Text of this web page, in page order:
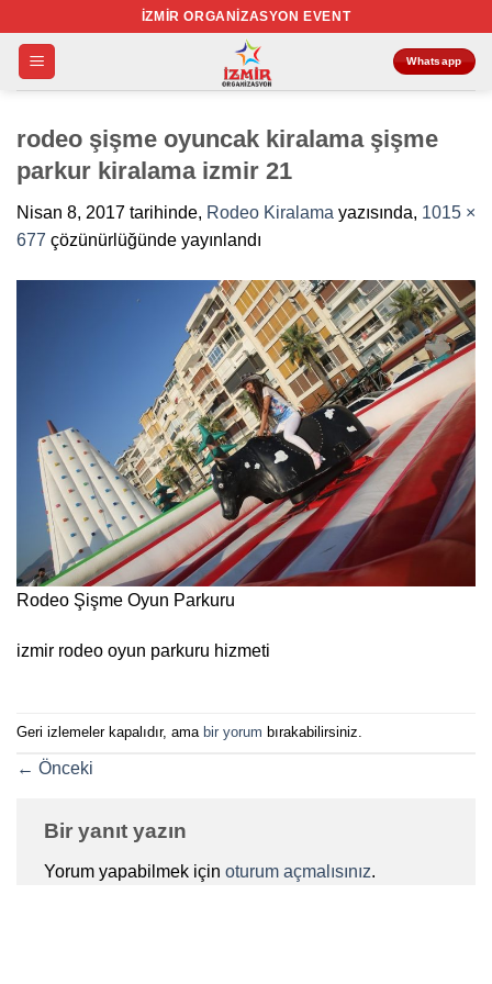
atla
İZMIR ORGANIZASYON EVENT
Whatsapp
rodeo şişme oyuncak kiralama şişme
parkur kiralama izmir 21
Nisan 8, 2017 tarihinde, Rodeo Kiralama yazısında, 1015 ×
677 çözünürlüğünde yayınlandı
Rodeo Şişme Oyun Parkuru
izmir rodeo oyun parkuru hizmeti
Geri izlemeler kapalıdır, ama bir yorum bırakabilirsiniz.
← Önceki
Bir yanıt yazın
Yorum yapabilmek için oturum açmalısınız.